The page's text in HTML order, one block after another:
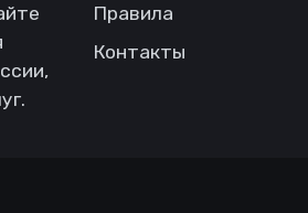
Правила
Контакты